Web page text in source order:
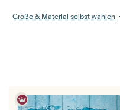
Größe & Material selbst wählen